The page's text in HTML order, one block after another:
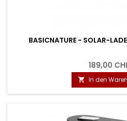
BASICNATURE - SOLAR-
189,00
 In den